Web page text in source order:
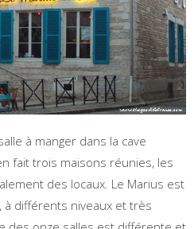
à manger dans la cave
fait trois maisons réunies, les
des locaux. Le Marius est
différents niveaux et très